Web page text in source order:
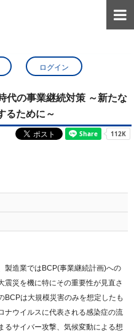

ログイン
代の事業継続対策 ～新たな
るために～
製造業ではBCP(事業継続計画)への
震災を機に特にその重要性が見直さ
BCPは大規模災害のみを想定したも
ナウイルスに代表される感染症の流
るサイバー攻撃、気候変動による想